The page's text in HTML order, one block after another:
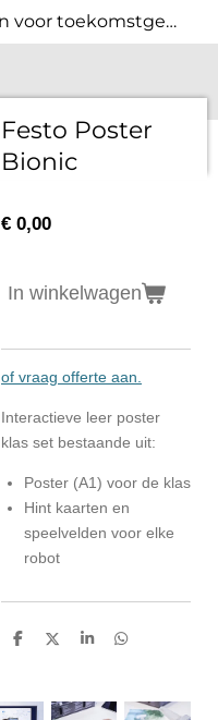
Technische leermiddelen voor toekomstgericht technisch onderwijs.
Festo Poster
Bionic
€ 0,00
In winkelwagen
of vraag offerte aan.
Interactieve leer poster
klas set bestaande uit:
Poster (A1) voor de klas
Hint kaarten en
speelvelden voor elke
robot
D
n
D
S
e
D
n